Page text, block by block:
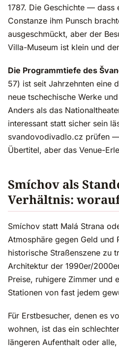
1787. Die Geschichte — dass
Constanze ihm Punsch
ausgeschmückt, aber der
Villa-Museum ist klein und
Die Programmtiefe des
57) ist seit Jahrzehnten eine
neue tschechische Werke
Anders als das
interessant statt sicher sein
svandovodivadlo.cz prüfen
Übertitel, aber das Venue-
Smíchov als
Verhältnis:
Smíchov statt Malá Strana
Atmosphäre gegen Geld und
historische Straßenszene zu
Architektur der 1990er/
Preise, ruhigere Zimmer und
Stationen von fast jedem
Für Erstbesucher, denen es
wohnen, ist das ein
längeren Aufenthalt oder